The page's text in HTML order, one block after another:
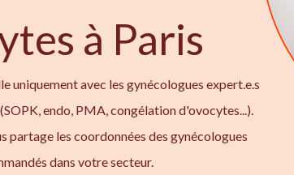
à Paris
uniquement avec les gynécologues expert.e.s
endo, PMA, congélation d'ovocytes...).
partage les coordonnées des gynécologues
dans votre secteur.